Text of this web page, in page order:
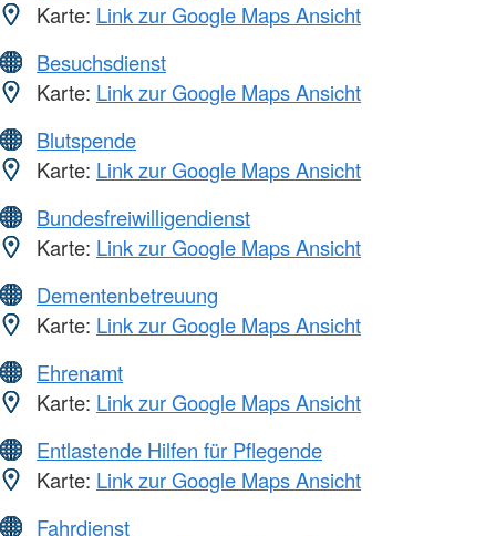
Karte: Link zur Google Maps Ansicht
Besuchsdienst
Karte: Link zur Google Maps Ansicht
Blutspende
Karte: Link zur Google Maps Ansicht
Bundesfreiwilligendienst
Karte: Link zur Google Maps Ansicht
Dementenbetreuung
Karte: Link zur Google Maps Ansicht
Ehrenamt
Karte: Link zur Google Maps Ansicht
Entlastende Hilfen für Pflegende
Karte: Link zur Google Maps Ansicht
Fahrdienst